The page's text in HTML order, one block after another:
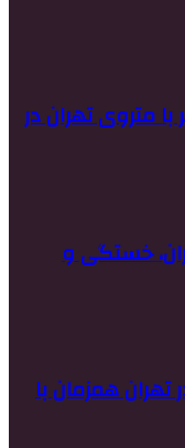
مسافر با متروی تهران در
خستگی و
در تهران همزمان با